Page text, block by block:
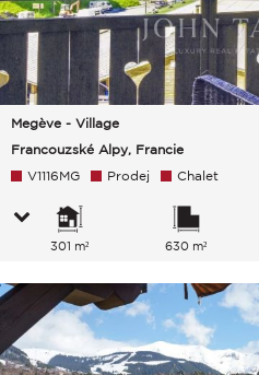
Megève - Village
Francouzské Alpy, Francie
V1116MG Prodej Chalet
301 m² 630 m²